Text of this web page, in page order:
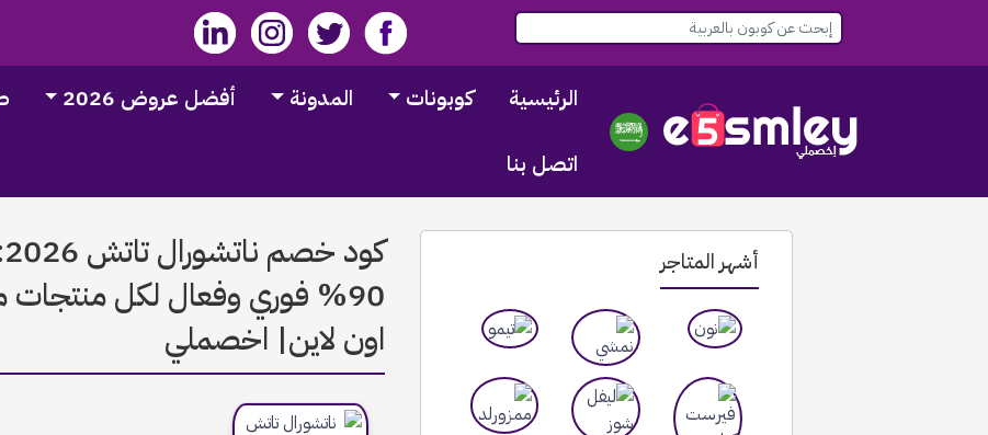
الرئيسية كوبونات المدونة أفضل عروض 2026
اتصل بنا
أشهر المتاجر
اون لاين| اخصملي